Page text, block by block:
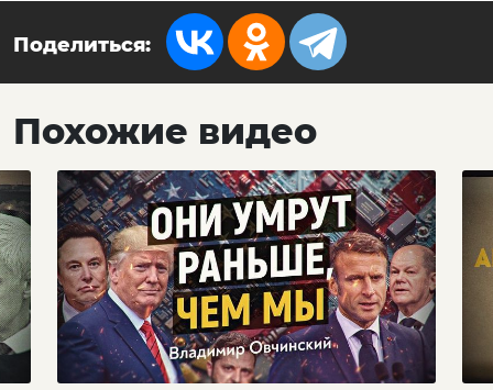
Поделиться:
Похожие видео